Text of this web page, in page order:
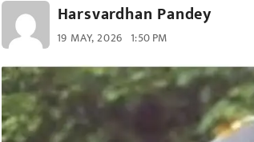
Harsvardhan Pandey
19 MAY, 2026 1:50 PM